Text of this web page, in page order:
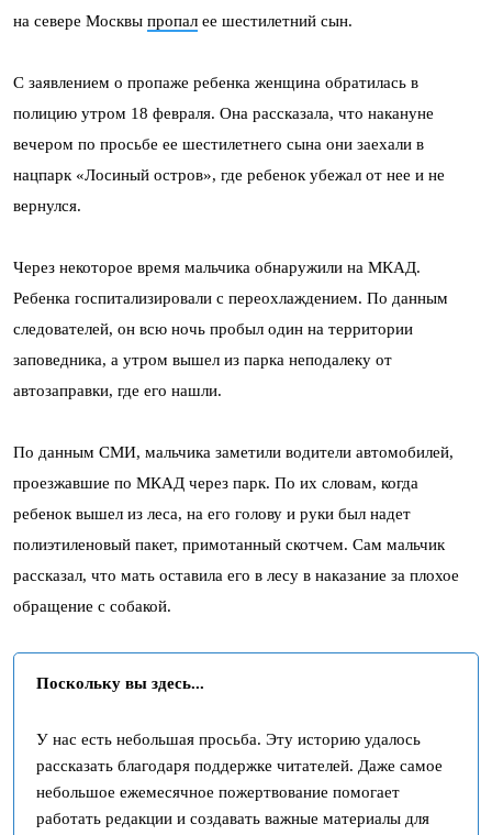
на севере Москвы пропал ее шестилетний сын.
С заявлением о пропаже ребенка женщина обратилась в
полицию утром 18 февраля. Она рассказала, что накануне
вечером по просьбе ее шестилетнего сына они заехали в
нацпарк «Лосиный остров», где ребенок убежал от нее и не
вернулся.
Через некоторое время мальчика обнаружили на МКАД.
Ребенка госпитализировали с переохлаждением. По данным
следователей, он всю ночь пробыл один на территории
заповедника, а утром вышел из парка неподалеку от
автозаправки, где его нашли.
По данным СМИ, мальчика заметили водители автомобилей,
проезжавшие по МКАД через парк. По их словам, когда
ребенок вышел из леса, на его голову и руки был надет
полиэтиленовый пакет, примотанный скотчем. Сам мальчик
рассказал, что мать оставила его в лесу в наказание за плохое
обращение с собакой.
Поскольку вы здесь...
У нас есть небольшая просьба. Эту историю удалось
рассказать благодаря поддержке читателей. Даже самое
небольшое ежемесячное пожертвование помогает
работать редакции и создавать важные материалы для